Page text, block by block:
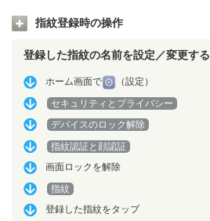
指紋登録時の操作
登録した指紋の名前を設定／変更する
ホーム画面で （設定）
セキュリティとプライバシー
デバイスのロック解除
指紋認証と顔認証
画面ロックを解除
指紋
登録した指紋をタップ